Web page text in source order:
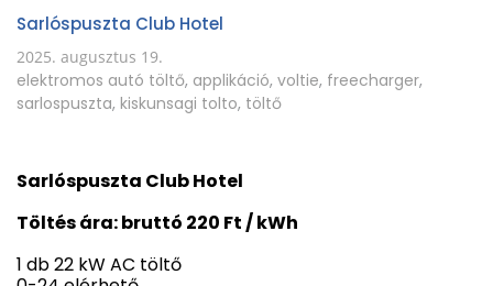
Sarlóspuszta Club Hotel
2025. augusztus 19.
elektromos autó töltő, applikáció, voltie, freecharger,
sarlospuszta, kiskunsagi tolto, töltő
Sarlóspuszta Club Hotel
Töltés ára: bruttó 220 Ft / kWh
1 db 22 kW AC töltő